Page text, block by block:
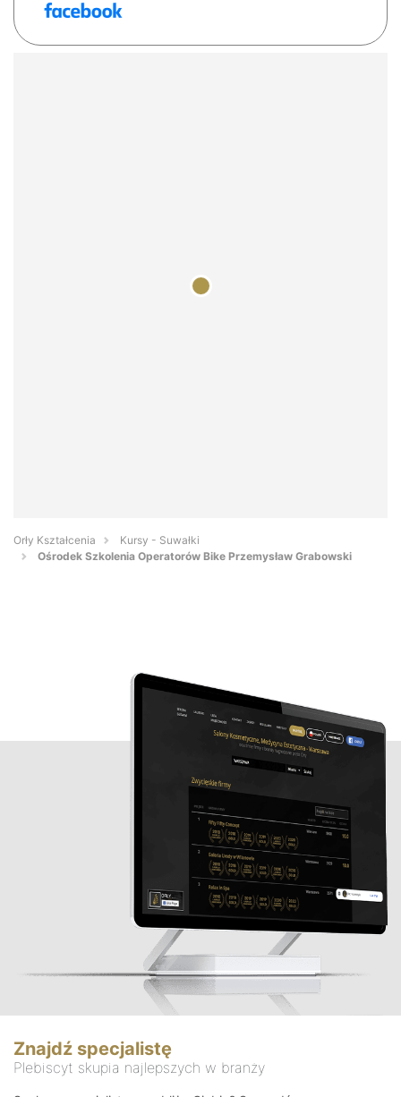
Orły Kształcenia
Kursy - Suwałki
Ośrodek Szkolenia Operatorów Bike Przemysław Grabowski
Znajdź specjalistę
Plebiscyt skupia najlepszych w branży